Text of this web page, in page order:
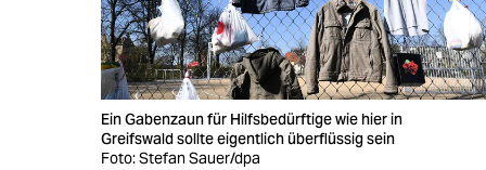
veranstaltungen
Ein Gabenzaun für Hilfsbedürftige wie hier in
Greifswald sollte eigentlich überflüssig sein
Foto: Stefan Sauer/dpa